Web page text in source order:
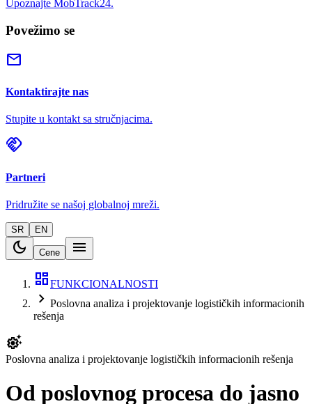
Upoznajte MobTrack24.
Povežimo se
mail
Kontaktirajte nas
Stupite u kontakt sa stručnjacima.
handshake
Partneri
Pridružite se našoj globalnoj mreži.
SR EN
dark_mode Cene
menu
dashboardFUNKCIONALNOSTI
chevron_right Poslovna analiza i projektovanje logističkih informacionih
rešenja
settings_suggest
Poslovna analiza i projektovanje logističkih informacionih rešenja
Od poslovnog procesa do jasno